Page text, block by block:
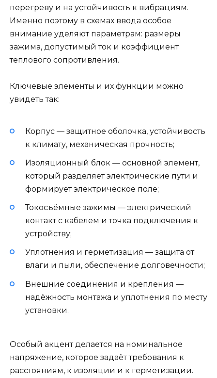
перегреву и на устойчивость к вибрациям.
Именно поэтому в схемах ввода особое
внимание уделяют параметрам: размеры
зажима, допустимый ток и коэффициент
теплового сопротивления.
Ключевые элементы и их функции можно
увидеть так:
Корпус — защитное оболочка, устойчивость
к климату, механическая прочность;
Изоляционный блок — основной элемент,
который разделяет электрические пути и
формирует электрическое поле;
Токосъёмные зажимы — электрический
контакт с кабелем и точка подключения к
устройству;
Уплотнения и герметизация — защита от
влаги и пыли, обеспечение долговечности;
Внешние соединения и крепления —
надёжность монтажа и уплотнения по месту
установки.
Особый акцент делается на номинальное
напряжение, которое задаёт требования к
расстояниям, к изоляции и к герметизации.